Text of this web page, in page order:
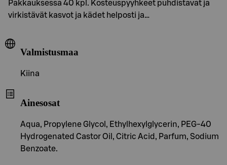
Pakkauksessa 40 kpl. Kosteuspyyhkeet puhdistavat ja
virkistävät kasvot ja kädet helposti ja…
Valmistusmaa
Kiina
Ainesosat
Aqua, Propylene Glycol, Ethylhexylglycerin, PEG-40
Hydrogenated Castor Oil, Citric Acid, Parfum, Sodium
Benzoate.